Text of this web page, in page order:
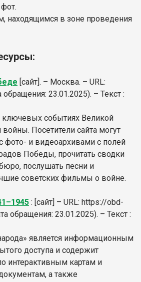
находящимся в зоне проведения
[сайт]. – Москва. – URL:
23.01.2025). – Текст :
событиях Великой
войны. Посетители сайта могут
фото- и видеоархивами с полей
Победы, прочитать сводки
послушать песни и
советских фильмы о войне.
: [сайт] – URL: https://obd-
обращения: 23.01.2025). – Текст :
является информационным
доступа и содержит
интерактивным картам и
а также